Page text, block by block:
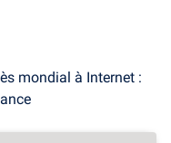
mondial à Internet :